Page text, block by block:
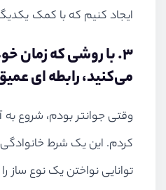
ایجاد کنیم که با کمک
۳. با روشی که زمان
می‌کنید، رابطه ای
وقتی جوانتر بودم، شروع
کردم. این یک شرط خانوادگی
توانایی نواختن یک نوع ساز